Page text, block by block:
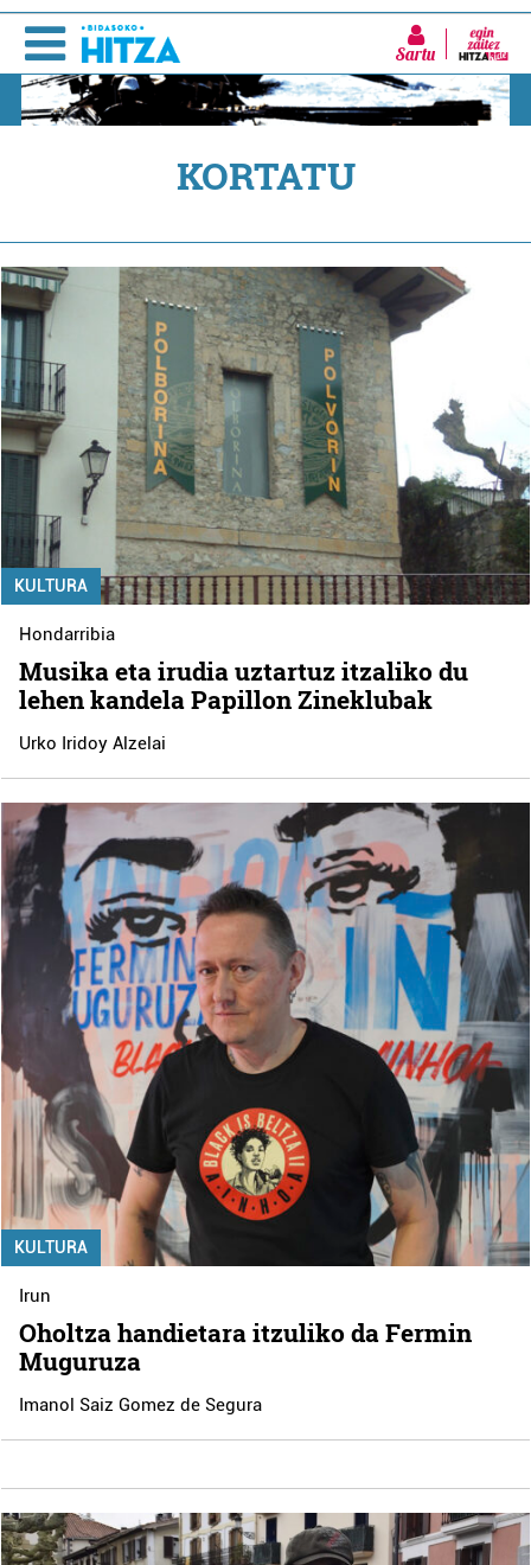
Sartu
KORTATU
KULTURA
Hondarribia
Musika eta irudia uztartuz itzaliko du
lehen kandela Papillon Zineklubak
Urko Iridoy Alzelai
KULTURA
Irun
Oholtza handietara itzuliko da Fermin
Muguruza
Imanol Saiz Gomez de Segura